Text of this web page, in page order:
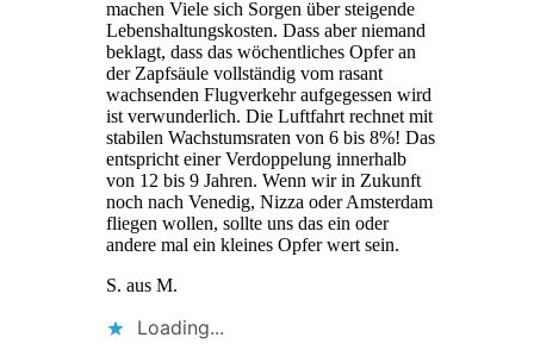
machen Viele sich Sorgen über steigende
Lebenshaltungskosten. Dass aber niemand
beklagt, dass das wöchentliches Opfer an
der Zapfsäule vollständig vom rasant
wachsenden Flugverkehr aufgegessen wird
ist verwunderlich. Die Luftfahrt rechnet mit
stabilen Wachstumsraten von 6 bis 8%! Das
entspricht einer Verdoppelung innerhalb
von 12 bis 9 Jahren. Wenn wir in Zukunft
noch nach Venedig, Nizza oder Amsterdam
fliegen wollen, sollte uns das ein oder
andere mal ein kleines Opfer wert sein.
S. aus M.
Loading...